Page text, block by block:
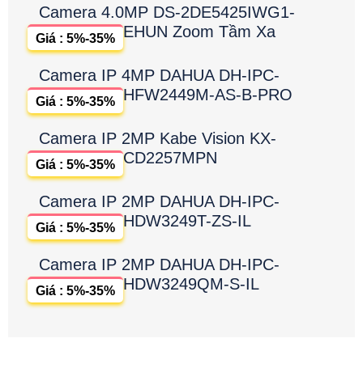
Camera 4.0MP DS-2DE5425IWG1-
EHUN Zoom Tầm Xa
Giá : 5%-35%
Camera IP 4MP DAHUA DH-IPC-
HFW2449M-AS-B-PRO
Giá : 5%-35%
Camera IP 2MP Kabe Vision KX-
CD2257MPN
Giá : 5%-35%
Camera IP 2MP DAHUA DH-IPC-
HDW3249T-ZS-IL
Giá : 5%-35%
Camera IP 2MP DAHUA DH-IPC-
HDW3249QM-S-IL
Giá : 5%-35%